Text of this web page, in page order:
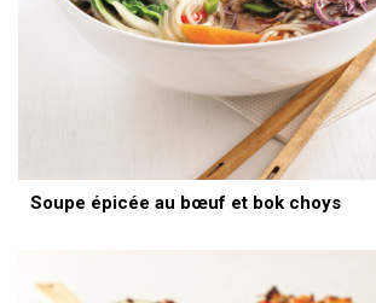
Soupe épicée au bœuf et bok choys